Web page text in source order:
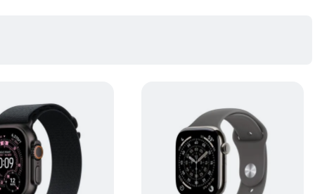
mai ampla asupra sanatatii tale, astfel incat sa poti ramane informat. Iar